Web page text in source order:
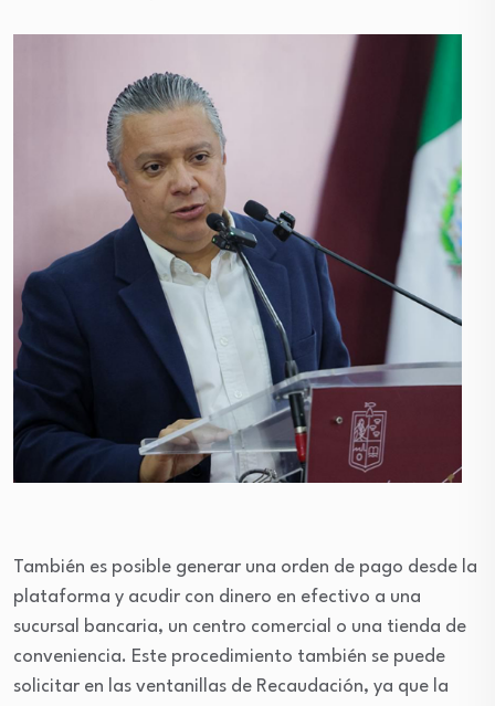
También es posible generar una orden de pago desde la
plataforma y acudir con dinero en efectivo a una
sucursal bancaria, un centro comercial o una tienda de
conveniencia. Este procedimiento también se puede
solicitar en las ventanillas de Recaudación, ya que la